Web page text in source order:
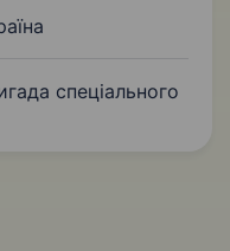
спеціального